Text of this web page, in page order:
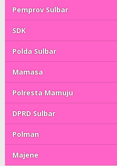
Pemprov Sulbar
SDK
Polda Sulbar
Mamasa
Polresta Mamuju
DPRD Sulbar
Polman
Majene